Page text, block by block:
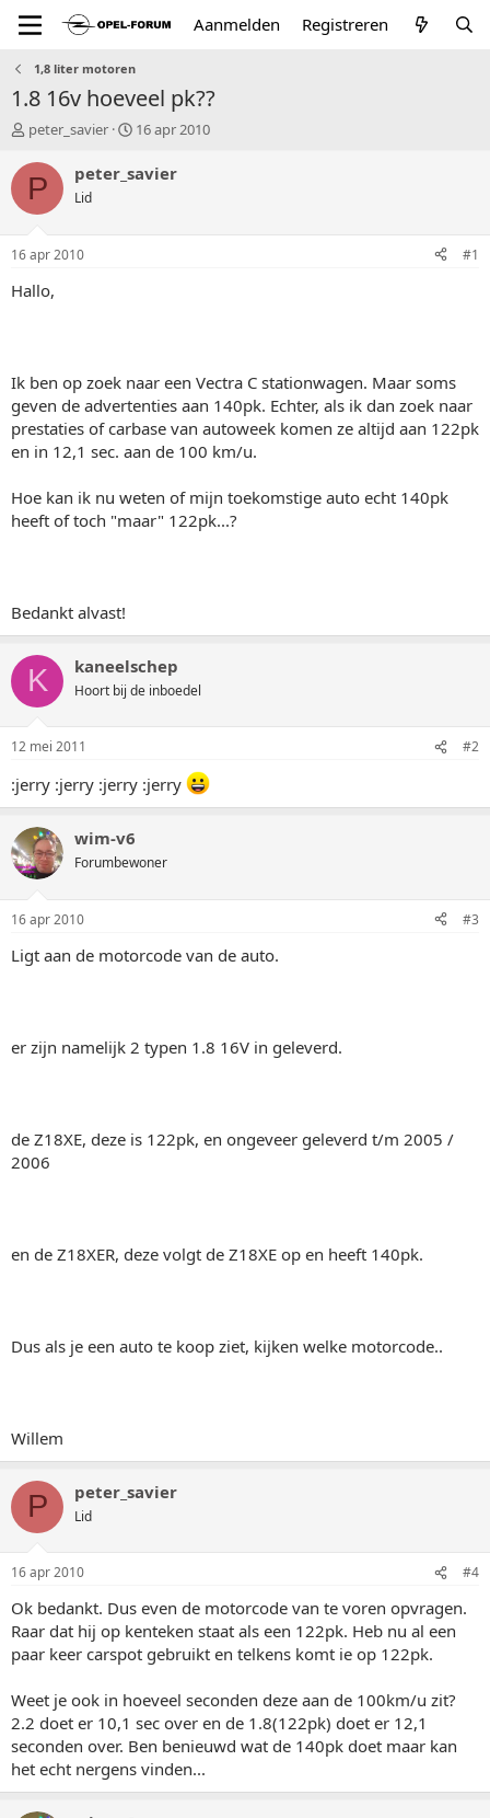
Aanmelden Registreren
1,8 liter motoren
1.8 16v hoeveel pk??
T
p
a
r
peter_savier
S
a
16 apr 2010
P peter_savier
Lid
16 apr 2010 #1
Hallo,
Ik ben op zoek naar een Vectra C stationwagen. Maar soms
geven de advertenties aan 140pk. Echter, als ik dan zoek naar
prestaties of carbase van autoweek komen ze altijd aan 122pk
en in 12,1 sec. aan de 100 km/u.
Hoe kan ik nu weten of mijn toekomstige auto echt 140pk
heeft of toch "maar" 122pk...?
Bedankt alvast!
K kaneelschep
Hoort bij de inboedel
12 mei 2011 #2
:jerry :jerry :jerry :jerry
wim-v6
Forumbewoner
16 apr 2010 #3
Ligt aan de motorcode van de auto.
er zijn namelijk 2 typen 1.8 16V in geleverd.
de Z18XE, deze is 122pk, en ongeveer geleverd t/m 2005 /
2006
en de Z18XER, deze volgt de Z18XE op en heeft 140pk.
Dus als je een auto te koop ziet, kijken welke motorcode..
Willem
P peter_savier
Lid
16 apr 2010 #4
Ok bedankt. Dus even de motorcode van te voren opvragen.
Raar dat hij op kenteken staat als een 122pk. Heb nu al een
paar keer carspot gebruikt en telkens komt ie op 122pk.
Weet je ook in hoeveel seconden deze aan de 100km/u zit?
2.2 doet er 10,1 sec over en de 1.8(122pk) doet er 12,1
seconden over. Ben benieuwd wat de 140pk doet maar kan
het echt nergens vinden...